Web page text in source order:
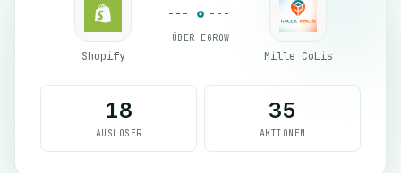
Shopify
ÜBER EGROW
Mille CoLis
18
AUSLÖSER
35
AKTIONEN